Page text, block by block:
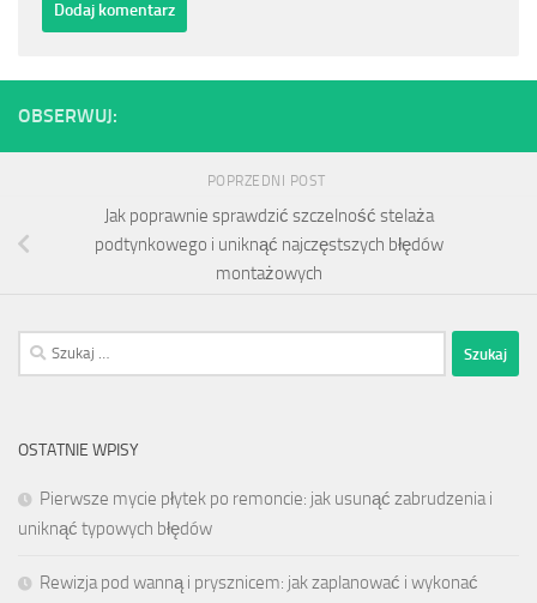
OBSERWUJ:
POPRZEDNI POST
Jak poprawnie sprawdzić szczelność stelaża
podtynkowego i uniknąć najczęstszych błędów
montażowych
Szukaj:
OSTATNIE WPISY
Pierwsze mycie płytek po remoncie: jak usunąć zabrudzenia i
uniknąć typowych błędów
Rewizja pod wanną i prysznicem: jak zaplanować i wykonać